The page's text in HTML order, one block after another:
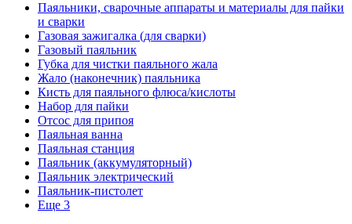
Паяльники, сварочные аппараты и материалы для пайки
и сварки
Газовая зажигалка (для сварки)
Газовый паяльник
Губка для чистки паяльного жала
Жало (наконечник) паяльника
Кисть для паяльного флюса/кислоты
Набор для пайки
Отсос для припоя
Паяльная ванна
Паяльная станция
Паяльник (аккумуляторный)
Паяльник электрический
Паяльник-пистолет
Еще 3